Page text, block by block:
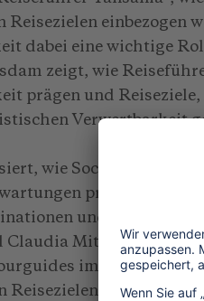
Reisezielen einbezogen
dabei eine wichtige
zeigt, wie
prägen und
Verwertbarkeit
wie Social-Media-
prägen und
und lokale
Claudia Mitteneder
im digitalen
Reisezielen und